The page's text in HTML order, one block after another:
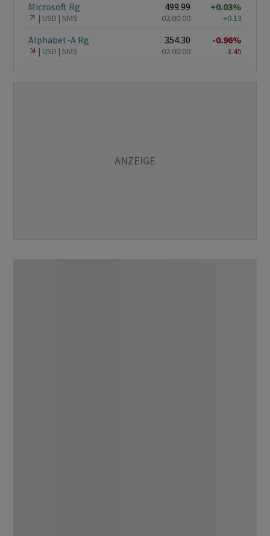
Microsoft Rg
USD NMS
499.99
02:00:00
+0.03%
+0.13
Alphabet-A Rg
USD NMS
354.30
02:00:00
-0.96%
-3.45